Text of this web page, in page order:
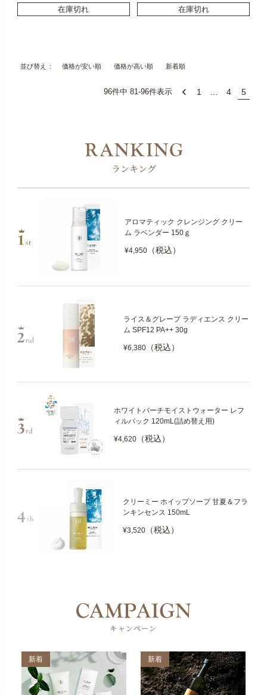
在庫切れ 在庫切れ
並び替え 価格が安い順 価格が高い順 新着順
96件中 81-96件表示 1 4 5
ランキング
アロマティック クレンジング クリー
ム ラベンダー 150ｇ
¥4,950 （税込）
ライス＆グレープ ラディエンス クリー
ム SPF12 PA++ 30g
¥6,380 （税込）
ホワイトバーチモイストウォーター レフ
ィルパック 120mL(詰め替え用)
¥4,620 （税込）
クリーミー ホイップソープ 甘夏＆フラ
ンキンセンス 150mL
¥3,520（税込）
キャンペーン
新着 新着